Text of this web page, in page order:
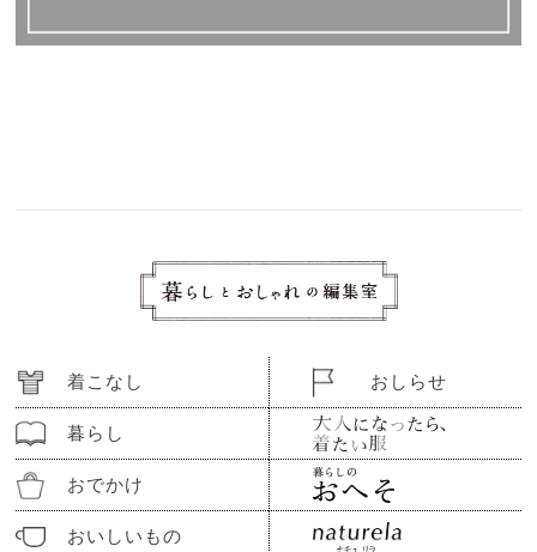
着こなし
暮らし
おでかけ
おいしいもの
おしらせ